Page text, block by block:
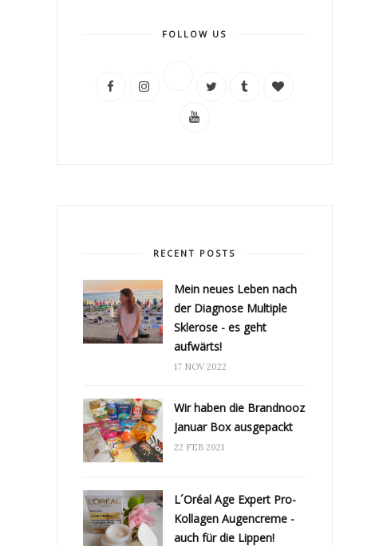
FOLLOW US
RECENT POSTS
Mein neues Leben nach
der Diagnose Multiple
Sklerose - es geht
aufwärts!
17 NOV 2022
Wir haben die Brandnooz
Januar Box ausgepackt
22 FEB 2021
L´Oréal Age Expert Pro-
Kollagen Augencreme -
auch für die Lippen!